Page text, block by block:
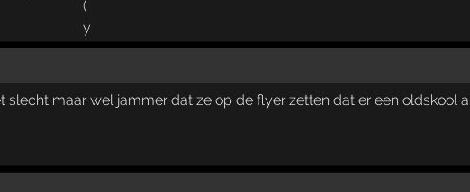
slecht maar wel jammer dat ze op de flyer zetten dat er een oldskool